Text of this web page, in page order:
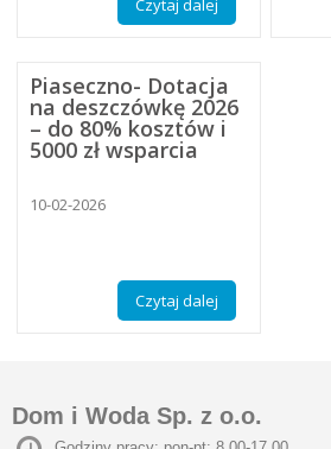
Czytaj dalej
Piaseczno- Dotacja
na deszczówkę 2026
– do 80% kosztów i
5000 zł wsparcia
10-02-2026
Czytaj dalej
Dom i Woda Sp. z o.o.